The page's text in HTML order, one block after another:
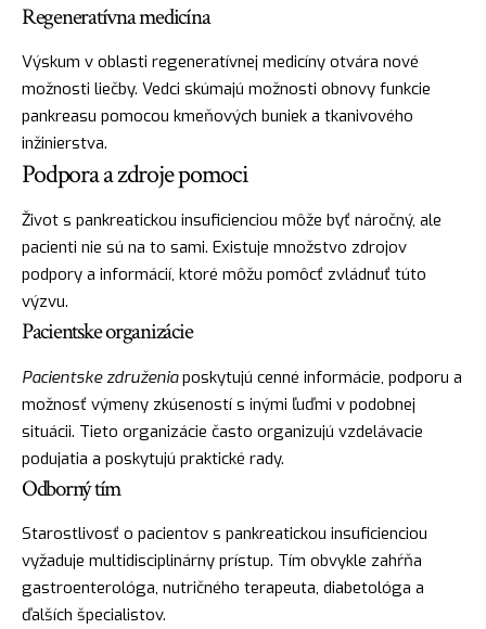
Regeneratívna medicína
Výskum v oblasti regeneratívnej medicíny otvára nové
možnosti liečby. Vedci skúmajú možnosti obnovy funkcie
pankreasu pomocou kmeňových buniek a tkanivového
inžinierstva.
Podpora a zdroje pomoci
Život s pankreatickou insuficienciou môže byť náročný, ale
pacienti nie sú na to sami. Existuje množstvo zdrojov
podpory a informácií, ktoré môžu pomôcť zvládnuť túto
výzvu.
Pacientske organizácie
Pacientske združeniaposkytujú cenné informácie, podporu a
možnosť výmeny zkúseností s inými ľuďmi v podobnej
situácii. Tieto organizácie často organizujú vzdelávacie
podujatia a poskytujú praktické rady.
Odborný tím
Starostlivosť o pacientov s pankreatickou insuficienciou
vyžaduje multidisciplinárny prístup. Tím obvykle zahŕňa
gastroenterológa, nutričného terapeuta, diabetológa a
ďalších špecialistov.